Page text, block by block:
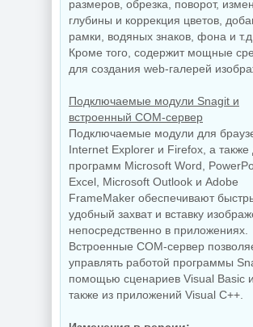
Видеоплеер для
редактор
Мониторинг
компьютера
CPUID HWMonitor
1.65.1 + Portable
NEW
Интернет
загрузчик
6.43 Build 7
KpoJIuK
NEW
размеров, обрезка, поворот,
глубины и коррекция цветов,
рамки, водяных знаков, фона и
Кроме того, содержит мощные
для создания web-галерей
Подключаемые модули Snagit и
встроенный COM-сервер
Подключаемые модули для
Internet Explorer и Firefox, а также
программ Microsoft Word,
Excel, Microsoft Outlook и Adobe
FrameMaker обеспечивают
удобный захват и вставку
непосредственно в приложениях.
Встроенные COM-сервер
управлять работой программы
помощью сценариев Visual Basic
также из приложений Visual C++.